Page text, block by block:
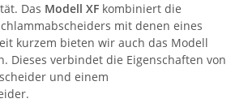
Das Modell XF kombiniert die
mit denen eines
kurzem bieten wir auch das Modell
Dieses verbindet die Eigenschaften von
und einem